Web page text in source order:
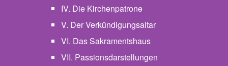
IV. Die Kirchenpatrone
V. Der Verkündigungsaltar
VI. Das Sakramentshaus
VII. Passionsdarstellungen